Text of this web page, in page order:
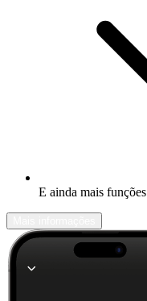
E ainda mais funções